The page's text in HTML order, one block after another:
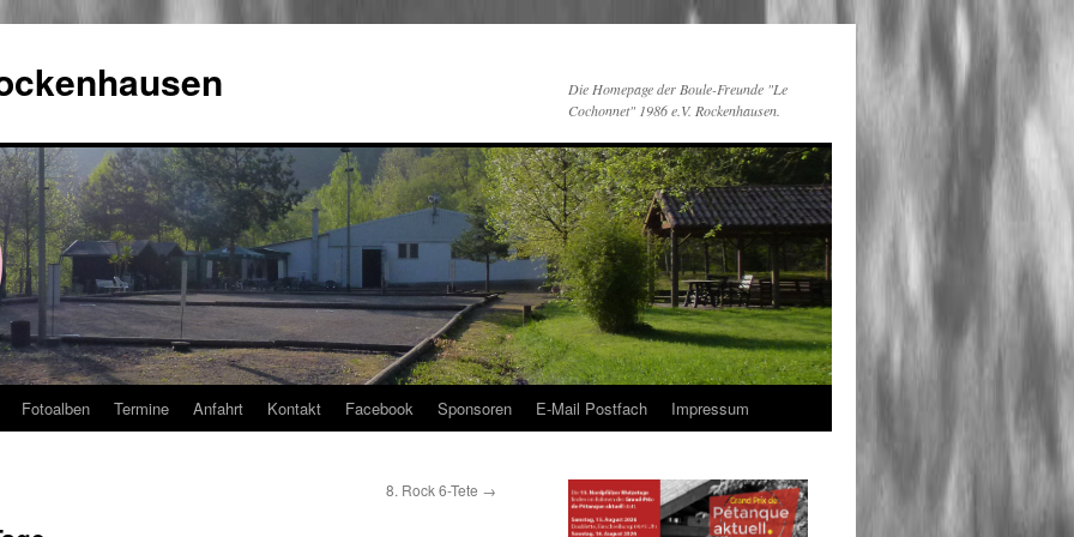
Die Homepage der Boule-Freunde "Le
Cochonnet" 1986 e.V. Rockenhausen.
Fotoalben Termine Anfahrt Kontakt Facebook Sponsoren E-Mail Postfach Impressum
8. Rock 6-Tete →